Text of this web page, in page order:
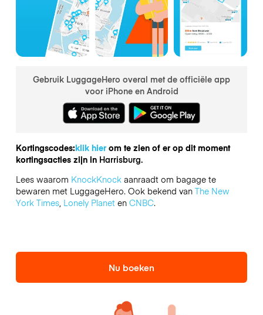
Gebruik LuggageHero overal met de officiële app
voor iPhone en Android
Kortingscodes:klik hierom te zien of er op dit moment
kortingsacties zijn in Harrisburg.
Lees waarom KnockKnockaanraadt om bagage te
bewaren met LuggageHero. Ook bekend van The New
York Times, Lonely Planeten CNBC.
Nu boeken